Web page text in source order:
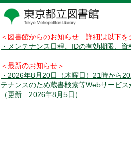
＜図書館からのお知らせ 詳細は以下を
・メンテナンス日程、IDの有効期限、
＜最新のお知らせ＞
・2026年8月20日（木曜日）21時から
テナンスのため蔵書検索等Webサービス
（更新 2026年8月5日）